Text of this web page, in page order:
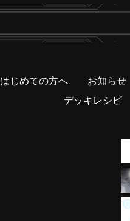
はじめての方へ お知らせ
デッキレシピ